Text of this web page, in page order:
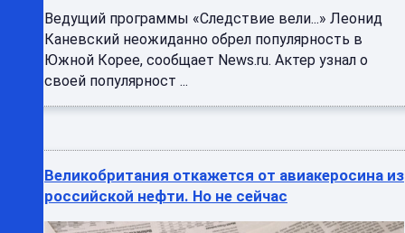
Ведущий программы «Следствие вели...» Леонид
Каневский неожиданно обрел популярность в
Южной Корее, сообщает News.ru. Актер узнал о
своей популярност ...
Великобритания откажется от авиакеросина из
российской нефти. Но не сейчас